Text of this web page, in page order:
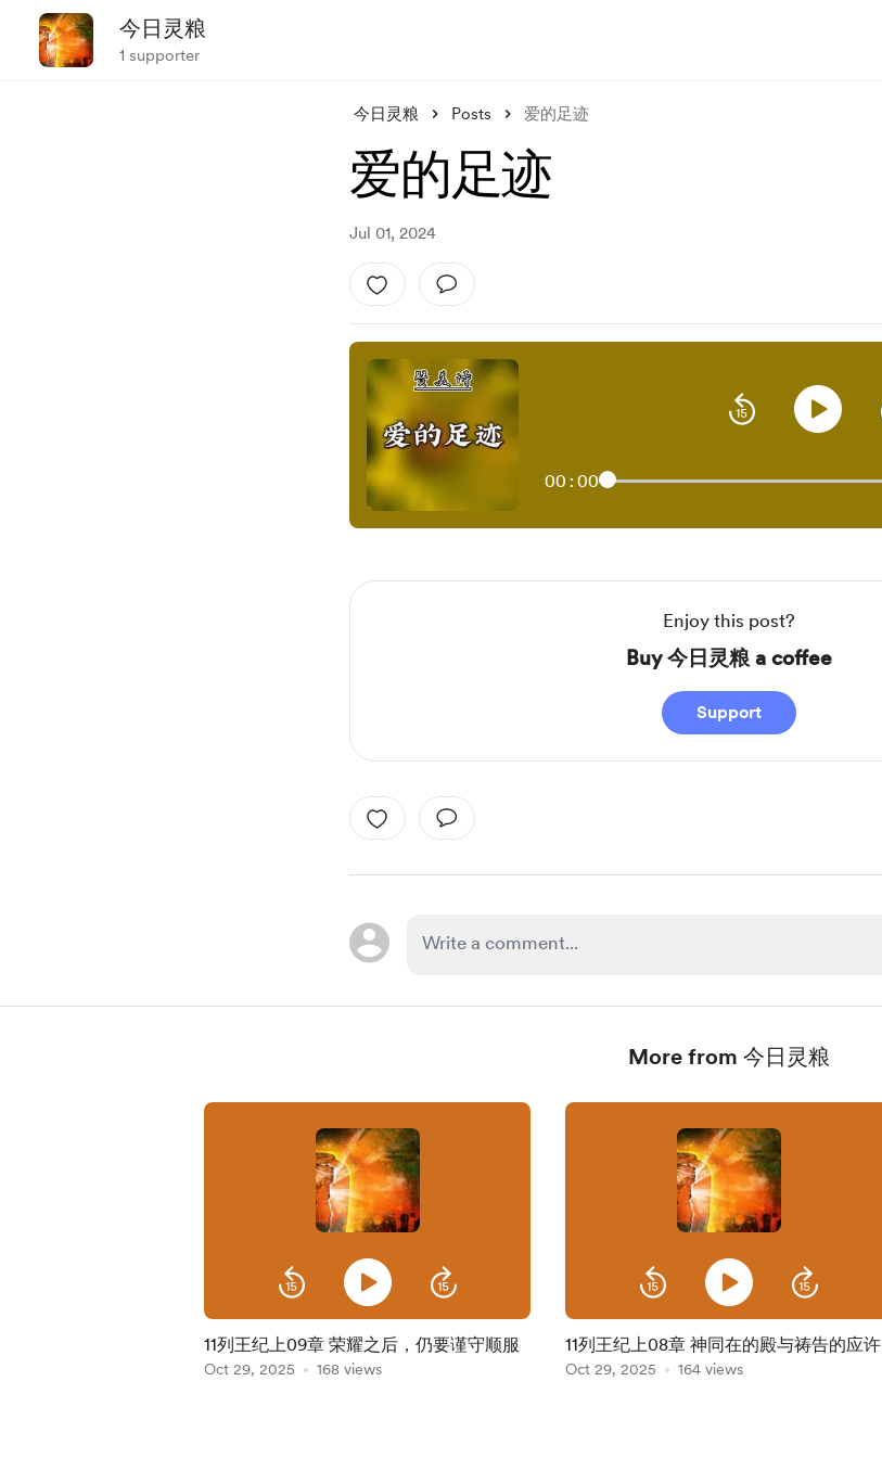
今日灵粮
1 supporter
今日灵粮 Posts 爱的足迹
爱的足迹
Jul 01, 2024
00:00
Enjoy this post?
Buy 今日灵粮 a coffee
Support
More from 今日灵粮
11列王纪上09章 荣耀之后，仍要谨守顺服
Oct 29, 2025 168 views
11列王纪上08章 神同在的殿与祷告的应许
Oct 29, 2025 164 views